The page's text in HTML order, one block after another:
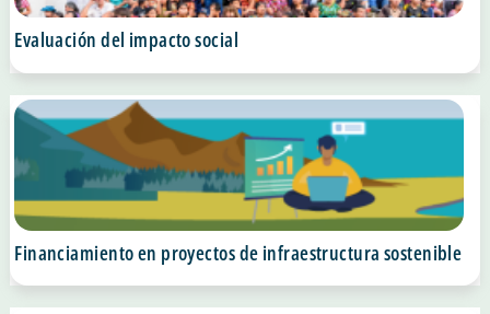
Evaluación del impacto social
Financiamiento en proyectos de infraestructura sostenible